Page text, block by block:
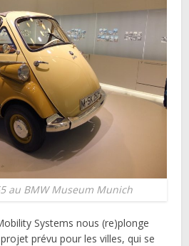
au BMW Museum Munich
Systems nous (re)plonge
prévu pour les villes, qui se